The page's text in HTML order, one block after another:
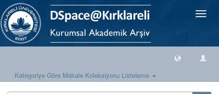
Geçiş
Kategoriye Göre Makale Koleksiyonu Listeleme